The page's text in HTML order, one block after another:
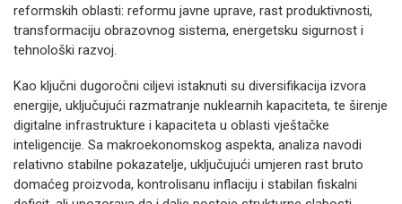
reformskih oblasti: reformu javne uprave, rast produktivnosti,
transformaciju obrazovnog sistema, energetsku sigurnost i
tehnološki razvoj.
Kao ključni dugoročni ciljevi istaknuti su diversifikacija izvora
energije, uključujući razmatranje nuklearnih kapaciteta, te širenje
digitalne infrastrukture i kapaciteta u oblasti vještačke
inteligencije. Sa makroekonomskog aspekta, analiza navodi
relativno stabilne pokazatelje, uključujući umjeren rast bruto
domaćeg proizvoda, kontrolisanu inflaciju i stabilan fiskalni